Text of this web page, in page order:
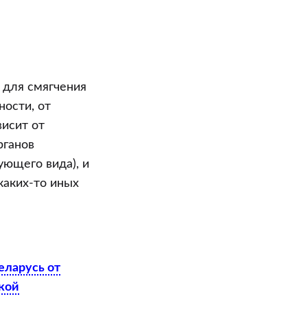
смягчения
от
от
вида), и
то иных
от